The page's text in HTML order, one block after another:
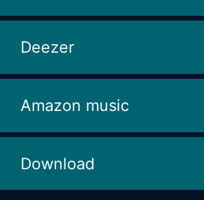
Deezer
Amazon music
Download